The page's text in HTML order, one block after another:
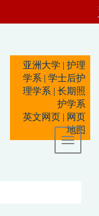
亚洲大学 | 护理
学系 | 学士后护
理学系 | 长期照
护学系
英文网页 | 网页
地图
Toggle